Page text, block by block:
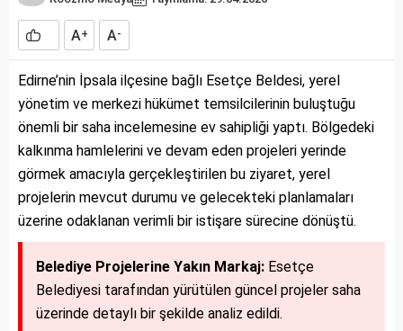
A+ A-
Edirne’nin İpsala ilçesine bağlı Esetçe Beldesi, yerel
yönetim ve merkezi hükümet temsilcilerinin buluştuğu
önemli bir saha incelemesine ev sahipliği yaptı. Bölgedeki
kalkınma hamlelerini ve devam eden projeleri yerinde
görmek amacıyla gerçekleştirilen bu ziyaret, yerel
projelerin mevcut durumu ve gelecekteki planlamaları
üzerine odaklanan verimli bir istişare sürecine dönüştü.
Belediye Projelerine Yakın Markaj: Esetçe
Belediyesi tarafından yürütülen güncel projeler saha
üzerinde detaylı bir şekilde analiz edildi.